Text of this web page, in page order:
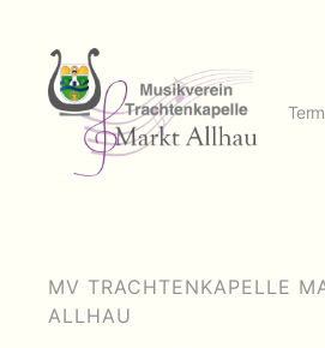
MV TRACHTENKAPELLE
ALLHAU